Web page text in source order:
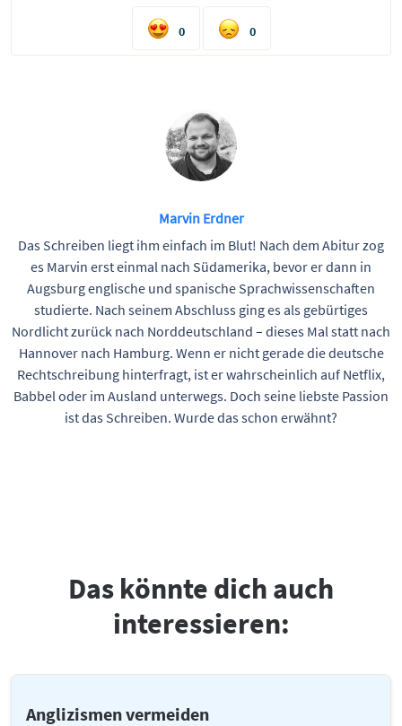
0 0
Marvin Erdner
Das Schreiben liegt ihm einfach im Blut! Nach dem Abitur zog
es Marvin erst einmal nach Südamerika, bevor er dann in
Augsburg englische und spanische Sprachwissenschaften
studierte. Nach seinem Abschluss ging es als gebürtiges
Nordlicht zurück nach Norddeutschland – dieses Mal statt nach
Hannover nach Hamburg. Wenn er nicht gerade die deutsche
Rechtschreibung hinterfragt, ist er wahrscheinlich auf Netflix,
Babbel oder im Ausland unterwegs. Doch seine liebste Passion
ist das Schreiben. Wurde das schon erwähnt?
Das könnte dich auch
interessieren:
Anglizismen vermeiden